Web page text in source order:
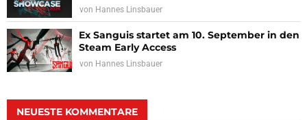
von Hannes Linsbauer
Ex Sanguis startet am 10. September in den
Steam Early Access
von Hannes Linsbauer
NEUESTE KOMMENTARE